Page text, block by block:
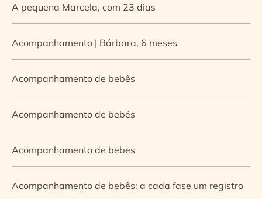
A pequena Marcela, com 23 dias
Acompanhamento | Bárbara, 6 meses
Acompanhamento de bebês
Acompanhamento de bebês
Acompanhamento de bebes
Acompanhamento de bebês: a cada fase um registro